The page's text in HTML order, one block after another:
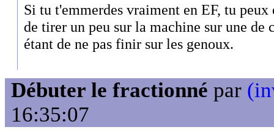
Si tu t'emmerdes vraiment en EF, tu
de tirer un peu sur la machine sur une de
étant de ne pas finir sur les genoux.
Débuter le fractionné par
16:35:07